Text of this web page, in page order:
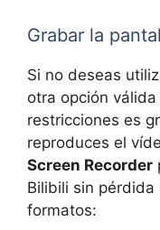
Grabar la
Si no deseas
otra opción
restricciones es
reproduces el
Screen Recorder
Bilibili sin
formatos: